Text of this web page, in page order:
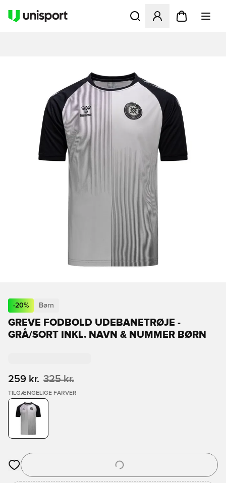
Åbner en Modal til at
-20% Børn
GREVE FODBOLD UDEBANETRØJE -
GRÅ/SORT INKL. NAVN & NUMMER BØRN
259 kr. 325 kr.
TILGÆNGELIGE FARVER
Åbner en Modal til at logge ind eller tilmelde dig som medlem